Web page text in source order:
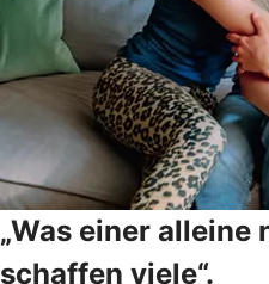
„Was einer
schaffen viele“.